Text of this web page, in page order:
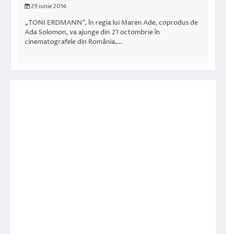
29 iunie 2016
„TONI ERDMANN”, în regia lui Maren Ade, coprodus de
Ada Solomon, va ajunge din 21 octombrie în
cinematografele din România,…